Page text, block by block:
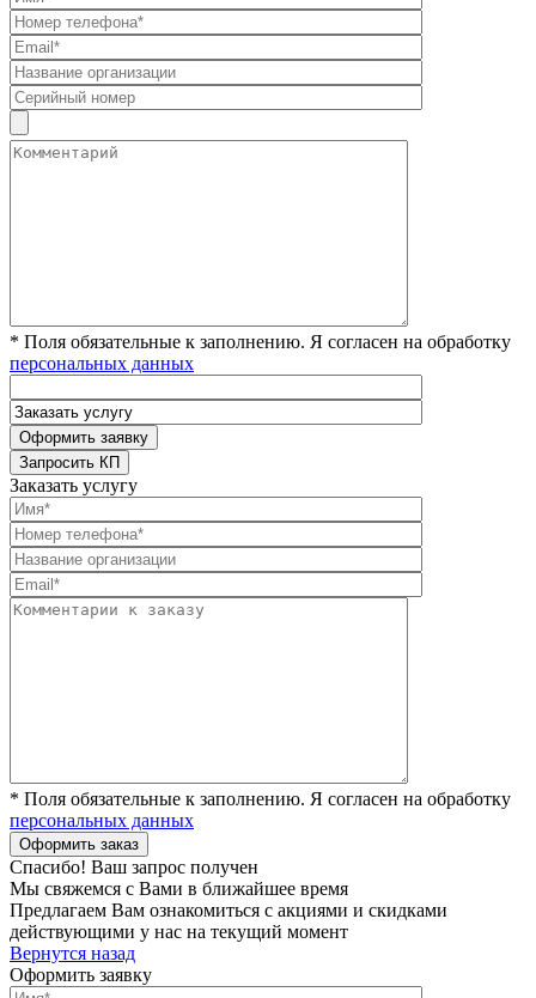
* Поля обязательные к заполнению. Я согласен на обработку
персональных данных
Заказать услугу
* Поля обязательные к заполнению. Я согласен на обработку
персональных данных
Спасибо! Ваш запрос получен
Мы свяжемся с Вами в ближайшее время
Предлагаем Вам ознакомиться с акциями и скидками
действующими у нас на текущий момент
Вернутся назад
Оформить заявку